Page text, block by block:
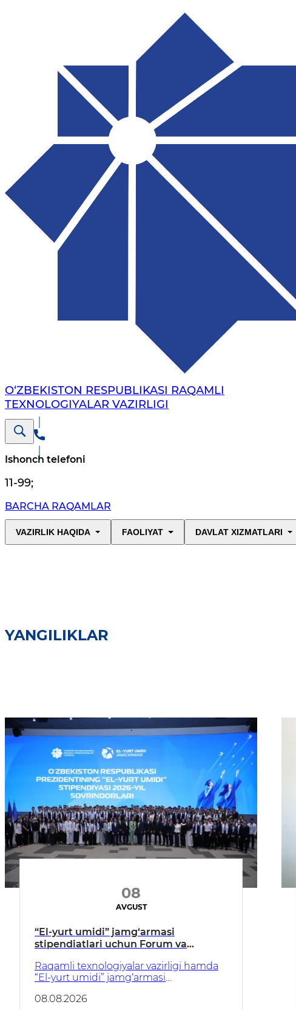
O‘ZBEKISTON RESPUBLIKASI RAQAMLI
TEXNOLOGIYALAR VAZIRLIGI
Ishonch telefoni
11-99;
BARCHA RAQAMLAR
VAZIRLIK HAQIDA FAOLIYAT DAVLAT XIZMATLARI
YANGILIKLAR
08
AVGUST
“El-yurt umidi” jamg‘armasi
stipendiatlari uchun Forum va
Raqamli texnologiyalar vazirligi hamda
“El-yurt umidi” jamg‘armasi
bo‘lgan stipendiatlar uchun Forum
08.08.2026